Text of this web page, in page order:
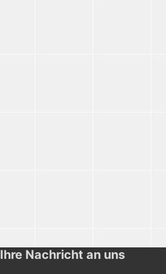
Ihre Nachricht an uns